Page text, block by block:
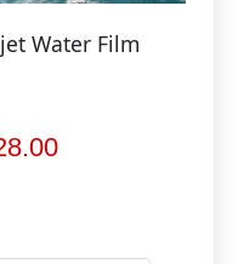
Water Film